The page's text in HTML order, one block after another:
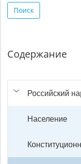
строку
для
Поиск
Содержание
Российский
Население